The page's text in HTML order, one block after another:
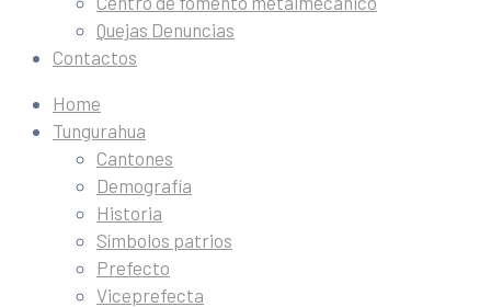
Quejas Denuncias
Contactos
Home
Tungurahua
Cantones
Demografía
Historia
Símbolos patrios
Prefecto
Viceprefecta